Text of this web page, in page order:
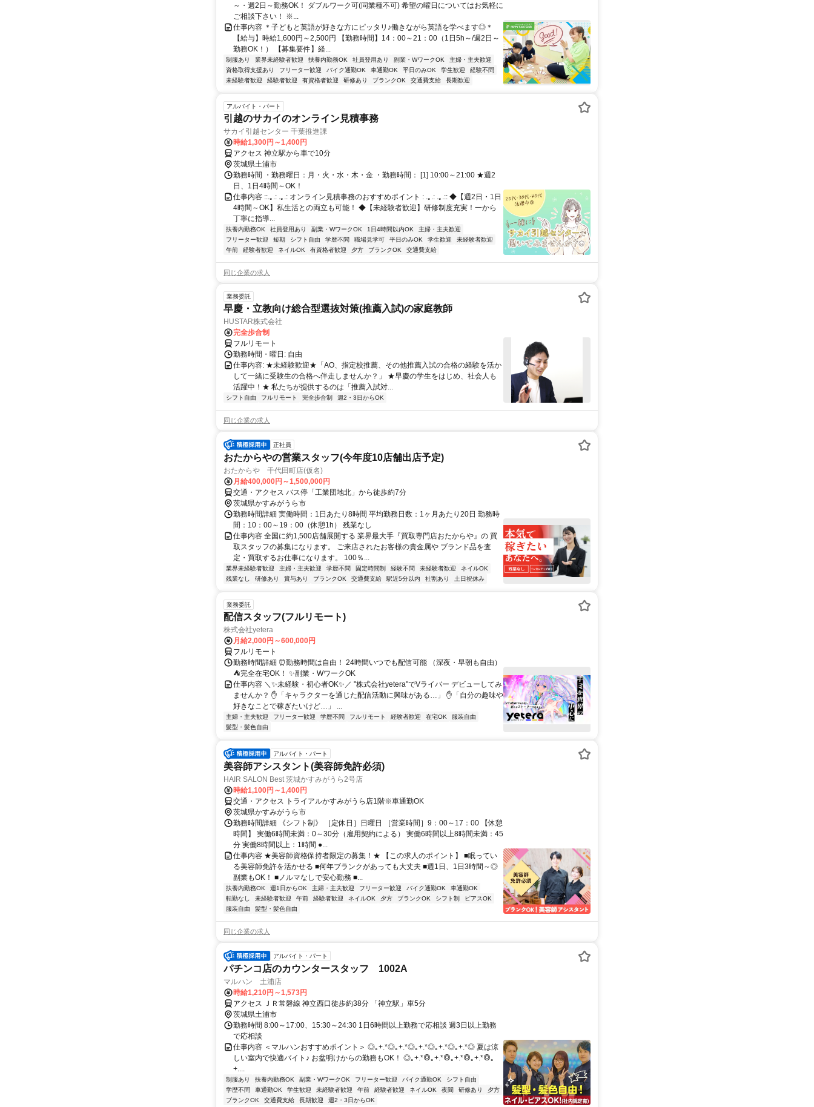
～・週2日～勤務OK！ ダブルワーク可(同業種不可) 希望の曜日についてはお気軽に
ご相談下さい！ ※...
仕事内容 ＊子どもと英語が好きな方にピッタリ♪働きながら英語を学べます◎＊
【給与】時給1,600円～2,500円 【勤務時間】14：00～21：00（1日5h～/週2日～
勤務OK！） 【募集要件】経...
制服あり 業界未経験者歓迎 扶養内勤務OK 社員登用あり 副業・WワークOK
主婦・主夫歓迎
資格取得支援あり
フリーター歓迎 バイク通勤OK 車通勤OK 平日のみOK 学生歓迎
経験不問
未経験者歓迎
経験者歓迎 有資格者歓迎 研修あり ブランクOK 交通費支給 長期歓迎
アルバイト・パート
引越のサカイのオンライン見積事務
サカイ引越センター 千葉推進課
時給1,300円～1,400円
アクセス 神立駅から車で10分
茨城県土浦市
勤務時間 ・勤務曜日：月・火・水・木・金 ・勤務時間： [1] 10:00～21:00 ★週2
日、1日4時間～OK！
仕事内容 ::.｡.: .｡.: オンライン見積事務のおすすめポイント : .｡.: .｡.:: ◆【週2日・1日
4時間～OK】私生活との両立も可能！ ◆【未経験者歓迎】研修制度充実！一から
丁寧に指導...
扶養内勤務OK 社員登用あり 副業・WワークOK 1日4時間以内OK
主婦・主夫歓迎
フリーター歓迎
短期 シフト自由 学歴不問 職場見学可 平日のみOK 学生歓迎
未経験者歓迎
午前
経験者歓迎 ネイルOK 有資格者歓迎 夕方 ブランクOK 交通費支給
同じ企業の求人
業務委託
早慶・立教向け総合型選抜対策(推薦入試)の家庭教師
HUSTAR株式会社
完全歩合制
フルリモート
勤務時間・曜日: 自由
仕事内容: ★未経験歓迎★「AO、指定校推薦、その他推薦入試の合格の経験を活か
して一緒に受験生の合格へ伴走しませんか？」 ★早慶の学生をはじめ、社会人も
活躍中！★ 私たちが提供するのは「推薦入試対...
シフト自由 フルリモート 完全歩合制 週2・3日からOK
同じ企業の求人
正社員
おたからやの営業スタッフ(今年度10店舗出店予定)
おたからや 千代田町店(仮名)
月給400,000円～1,500,000円
交通・アクセス バス停「工業団地北」から徒歩約7分
茨城県かすみがうら市
勤務時間詳細 実働時間：1日あたり8時間 平均勤務日数：1ヶ月あたり20日 勤務時
間：10：00～19：00（休憩1h） 残業なし
仕事内容 全国に約1,500店舗展開する 業界最大手『買取専門店おたからや』の 買
取スタッフの募集になります。 ご来店されたお客様の貴金属や ブランド品を査
定・買取するお仕事になります。 100％...
業界未経験者歓迎 主婦・主夫歓迎 学歴不問 固定時間制 経験不問 未経験者歓迎
ネイルOK
残業なし
研修あり 賞与あり ブランクOK 交通費支給 駅近5分以内 社割あり 土日祝休み
業務委託
配信スタッフ(フルリモート)
株式会社yetera
月給2,000円～600,000円
フルリモート
勤務時間詳細 ⏰勤務時間は自由！ 24時間いつでも配信可能 （深夜・早朝も自由）
⛺完全在宅OK！ ✨副業・WワークOK
仕事内容 ＼✨未経験・初心者OK✨／ "株式会社yetera"でVライバー デビューしてみ
ませんか？ ✋「キャラクターを通じた配信活動に興味がある…」 ✋「自分の趣味や
好きなことで稼ぎたいけど…」 ...
主婦・主夫歓迎 フリーター歓迎 学歴不問 フルリモート 経験者歓迎 在宅OK
服装自由
髪型・髪色自由
アルバイト・パート
美容師アシスタント(美容師免許必須)
HAIR SALON Best 茨城かすみがうら2号店
時給1,100円～1,400円
交通・アクセス トライアルかすみがうら店1階※車通勤OK
茨城県かすみがうら市
勤務時間詳細 《シフト制》 ［定休日］日曜日 ［営業時間］9：00～17：00 【休憩
時間】 実働6時間未満：0～30分（雇用契約による） 実働6時間以上8時間未満：45
分 実働8時間以上：1時間 ●...
仕事内容 ★美容師資格保持者限定の募集！★ 【この求人のポイント】 ■眠ってい
る美容師免許を活かせる ■何年ブランクがあっても大丈夫 ■週1日、1日3時間～◎
副業もOK！ ■ノルマなしで安心勤務 ■...
扶養内勤務OK 週1日からOK 主婦・主夫歓迎 フリーター歓迎 バイク通勤OK
車通勤OK
転勤なし
未経験者歓迎 午前 経験者歓迎 ネイルOK 夕方 ブランクOK シフト制
ピアスOK
服装自由
髪型・髪色自由
同じ企業の求人
アルバイト・パート
パチンコ店のカウンタースタッフ 1002A
マルハン 土浦店
時給1,210円～1,573円
アクセス ＪＲ常磐線 神立西口徒歩約38分 「神立駅」車5分
茨城県土浦市
勤務時間 8:00～17:00、15:30～24:30 1日6時間以上勤務で応相談 週3日以上勤務
で応相談
仕事内容 ＜マルハンおすすめポイント＞ ◎｡+.*◎｡+.*◎｡+.*◎｡+.*◎｡+.*◎ 夏は涼
しい室内で快適バイト♪ お盆明けからの勤務もOK！ ◎｡+.*◎｡+.*◎｡+.*◎｡+.*◎｡
+....
制服あり 扶養内勤務OK 副業・WワークOK フリーター歓迎 バイク通勤OK
シフト自由
学歴不問
車通勤OK 学生歓迎 未経験者歓迎 午前 経験者歓迎 ネイルOK 夜間 研修あり
夕方
ブランクOK
交通費支給 長期歓迎 週2・3日からOK